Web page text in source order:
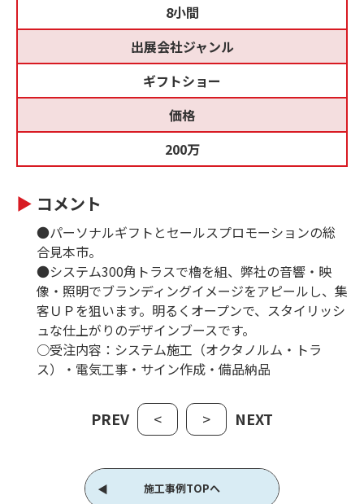
8小間
出展会社ジャンル
ギフトショー
価格
200万
コメント
●パーソナルギフトとセールスプロモーションの総
合見本市。
●システム300角トラスで櫓を組、弊社の音響・映
像・照明でブランディングイメージをアピールし、集
客ＵＰを狙います。明るくオープンで、スタイリッシ
ュな仕上がりのデザインブースです。
○受注内容：システム施工（オクタノルム・トラ
ス）・電気工事・サイン作成・備品納品
PREV < > NEXT
施工事例TOPへ